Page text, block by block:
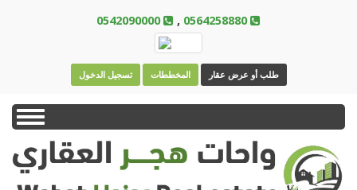
0542090000 , 0564258880
تسجيل الدخول المخططات طلب أو عرض عقار
navigation